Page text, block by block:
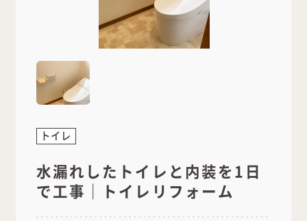
トイレ
水漏れしたトイレと内装を1日
で工事｜トイレリフォーム